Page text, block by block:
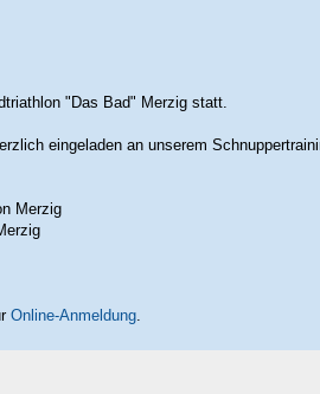
"Das Bad" Merzig statt.
eingeladen an unserem
Merzig
Online-Anmeldung.